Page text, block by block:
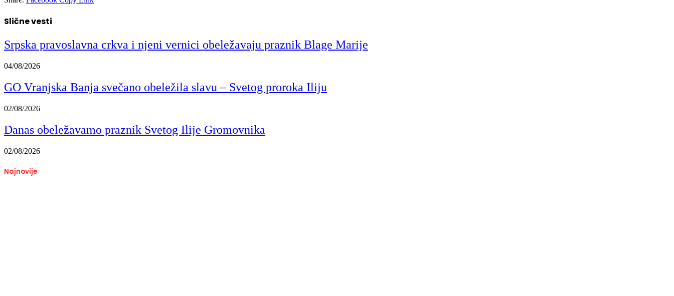
Slične vesti
Srpska pravoslavna crkva i njeni vernici obeležavaju praznik Blage Marije
04/08/2026
GO Vranjska Banja svečano obeležila slavu – Svetog proroka Iliju
02/08/2026
Danas obeležavamo praznik Svetog Ilije Gromovnika
02/08/2026
Najnovije